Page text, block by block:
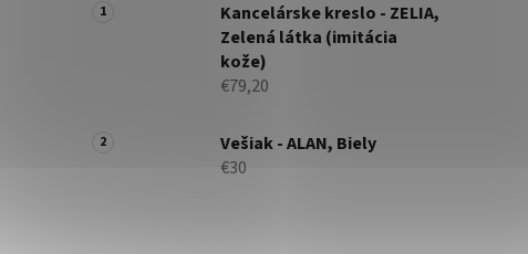
Kancelárske kreslo - ZELIA,
Zelená látka (imitácia
kože)
€79,20
Vešiak - ALAN, Biely
€30